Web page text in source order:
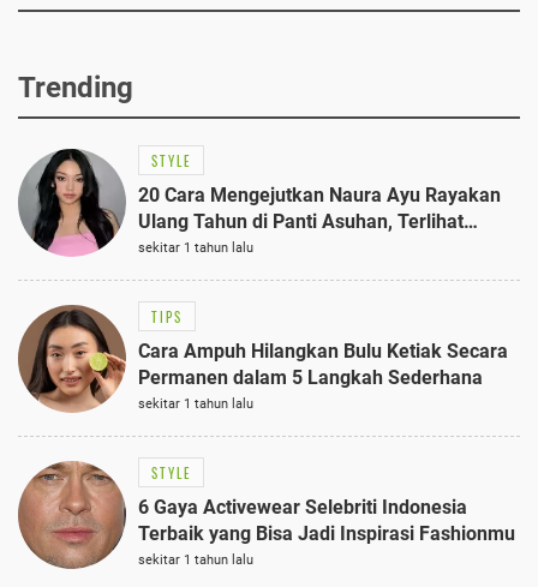
Trending
STYLE
20 Cara Mengejutkan Naura Ayu Rayakan
Ulang Tahun di Panti Asuhan, Terlihat
Anggun dengan Kaftan Cokelat
sekitar 1 tahun lalu
TIPS
Cara Ampuh Hilangkan Bulu Ketiak Secara
Permanen dalam 5 Langkah Sederhana
sekitar 1 tahun lalu
STYLE
6 Gaya Activewear Selebriti Indonesia
Terbaik yang Bisa Jadi Inspirasi Fashionmu
sekitar 1 tahun lalu